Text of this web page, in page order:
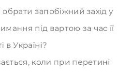
обрати запобіжний захід у
під вартою за час її
в Україні?
коли при перетині